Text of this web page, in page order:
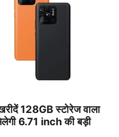
128GB स्टोरेज वाला
6.71 inch की बड़ी